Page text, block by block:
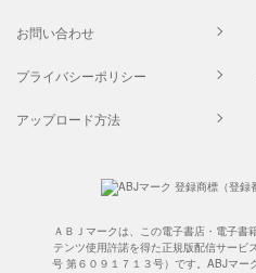
お問い合わせ
プライバシーポリシー
アップロード方法
ＡＢＪマークは、この電子書店・電子書
テンツ使用許諾を得た正規版配信サービ
号 第６０９１７１３号）です。ABJマー